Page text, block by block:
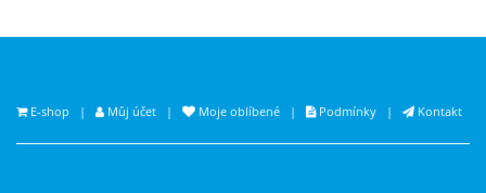
E-shop | Můj účet | Moje oblíbené | Podmínky | Kontakt